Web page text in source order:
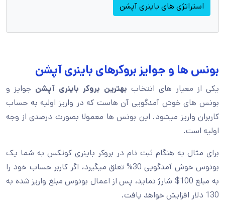
استراتژی های باینری آپشن
بونس ها و جوایز بروکرهای باینری آپشن
یکی از معیار های انتخاب بهترین بروکر باینری آپشن جوایز و
بونس های خوش آمدگویی آن هاست که در واریز اولیه به حساب
کاربران واریز میشود. این بونس ها معمولا بصورت درصدی از وجه
اولیه است.
برای مثال به هنگام ثبت نام در بروکر باینری کوتکس به شما یک
بونوس خوش آمدگویی 30% تعلق میگیرد، اگر کاربر حساب خود را
به مبلغ 100$ شارژ نماید، پس از اعمال بونوس مبلغ واریز شده به
130 دلار افزایش خواهد یافت.